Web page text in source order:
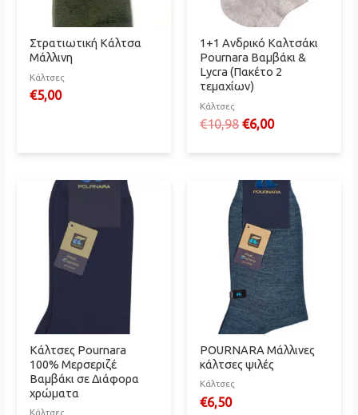
Στρατιωτική Κάλτσα
Μάλλινη
Κάλτσες
€5,00
1+1 Ανδρικό Καλτσάκι
Pournara Βαμβάκι &
Lycra (Πακέτο 2
τεμαχίων)
Κάλτσες
€10,98Original
was:
€6,00Η
τιμή
€6,00.
Κάλτσες Pournara
100% Μερσεριζέ
Βαμβάκι σε Διάφορα
χρώματα
Κάλτσες
POURNARA Μάλλινες
κάλτσες ψιλές
Κάλτσες
€6,50